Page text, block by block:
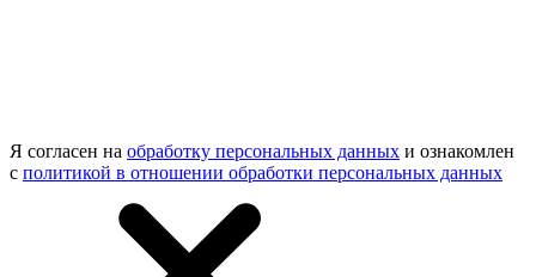
Я согласен на обработку персональных данных и ознакомлен
с политикой в отношении обработки персональных данных